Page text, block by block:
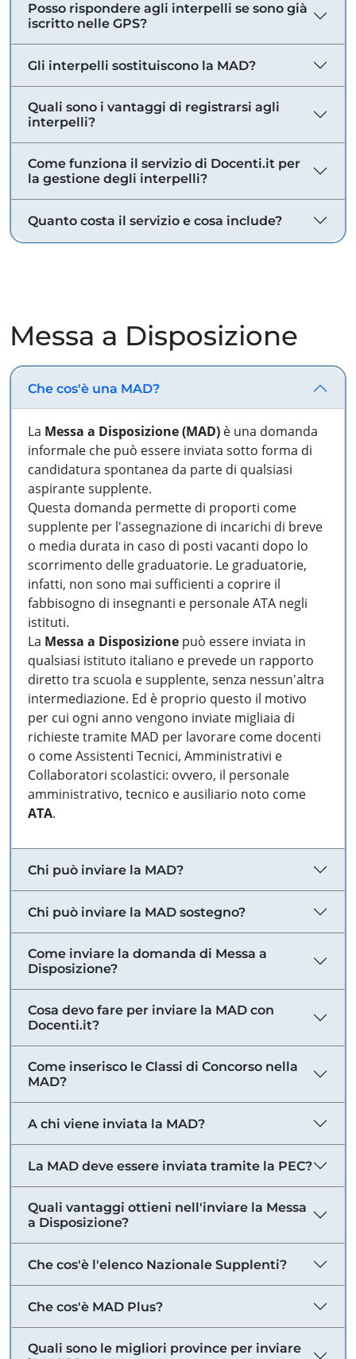
Posso rispondere agli interpelli se sono già
iscritto nelle GPS?
Gli interpelli sostituiscono la MAD?
Quali sono i vantaggi di registrarsi agli
interpelli?
Come funziona il servizio di Docenti.it per
la gestione degli interpelli?
Quanto costa il servizio e cosa include?
Messa a Disposizione
Che cos'è una MAD?
La Messa a Disposizione (MAD) è una domanda
informale che può essere inviata sotto forma di
candidatura spontanea da parte di qualsiasi
aspirante supplente.
Questa domanda permette di proporti come
supplente per l'assegnazione di incarichi di breve
o media durata in caso di posti vacanti dopo lo
scorrimento delle graduatorie. Le graduatorie,
infatti, non sono mai sufficienti a coprire il
fabbisogno di insegnanti e personale ATA negli
istituti.
La Messa a Disposizione può essere inviata in
qualsiasi istituto italiano e prevede un rapporto
diretto tra scuola e supplente, senza nessun'altra
intermediazione. Ed è proprio questo il motivo
per cui ogni anno vengono inviate migliaia di
richieste tramite MAD per lavorare come docenti
o come Assistenti Tecnici, Amministrativi e
Collaboratori scolastici: ovvero, il personale
amministrativo, tecnico e ausiliario noto come
ATA.
Chi può inviare la MAD?
Chi può inviare la MAD sostegno?
Come inviare la domanda di Messa a
Disposizione?
Cosa devo fare per inviare la MAD con
Docenti.it?
Come inserisco le Classi di Concorso nella
MAD?
A chi viene inviata la MAD?
La MAD deve essere inviata tramite la PEC?
Quali vantaggi ottieni nell'inviare la Messa
a Disposizione?
Che cos'è l'elenco Nazionale Supplenti?
Che cos'è MAD Plus?
Quali sono le migliori province per inviare